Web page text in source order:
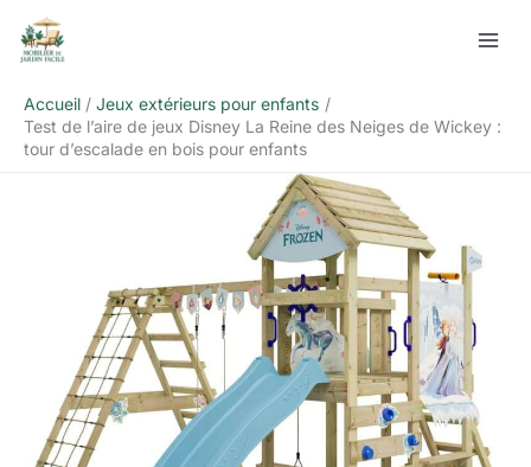
Accueil
Jeux extérieurs pour enfants
Test de l’aire de jeux Disney La Reine des Neiges de Wickey :
tour d’escalade en bois pour enfants
Rechercher